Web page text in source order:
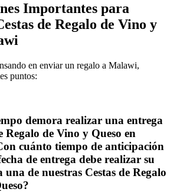
Importantes para
de Regalo de Vino y
en enviar un regalo a Malawi,
puntos:
demora realizar una entrega
Regalo de Vino y Queso en
cuánto tiempo de anticipación
de entrega debe realizar su
de nuestras Cestas de Regalo